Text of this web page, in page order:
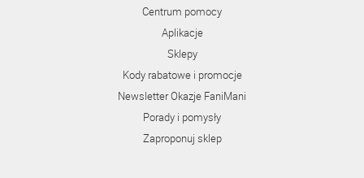
Centrum pomocy
Aplikacje
Sklepy
Kody rabatowe i promocje
Newsletter Okazje FaniMani
Porady i pomysły
Zaproponuj sklep